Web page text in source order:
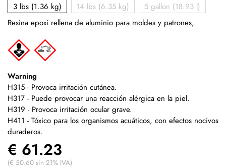
3 lbs (1.36 kg)
14 lbs (6.35 kg)
5 gallon (18.93 l)
Resina epoxi rellena de aluminio para moldes y patrones,
Warning
H315 - Provoca irritación cutánea.
H317 - Puede provocar una reacción alérgica en la piel.
H319 - Provoca irritación ocular grave.
H411 - Tóxico para los organismos acuáticos, con efectos nocivos
duraderos.
€ 61.23
(€ 50.60 sin 21% IVA)